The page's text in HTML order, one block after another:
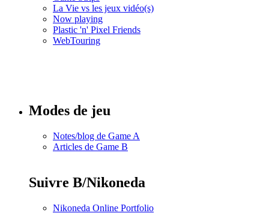
La Vie vs les jeux vidéo(s)
Now playing
Plastic 'n' Pixel Friends
WebTouring
Modes de jeu
Notes/blog de Game A
Articles de Game B
Suivre B/Nikoneda
Nikoneda Online Portfolio